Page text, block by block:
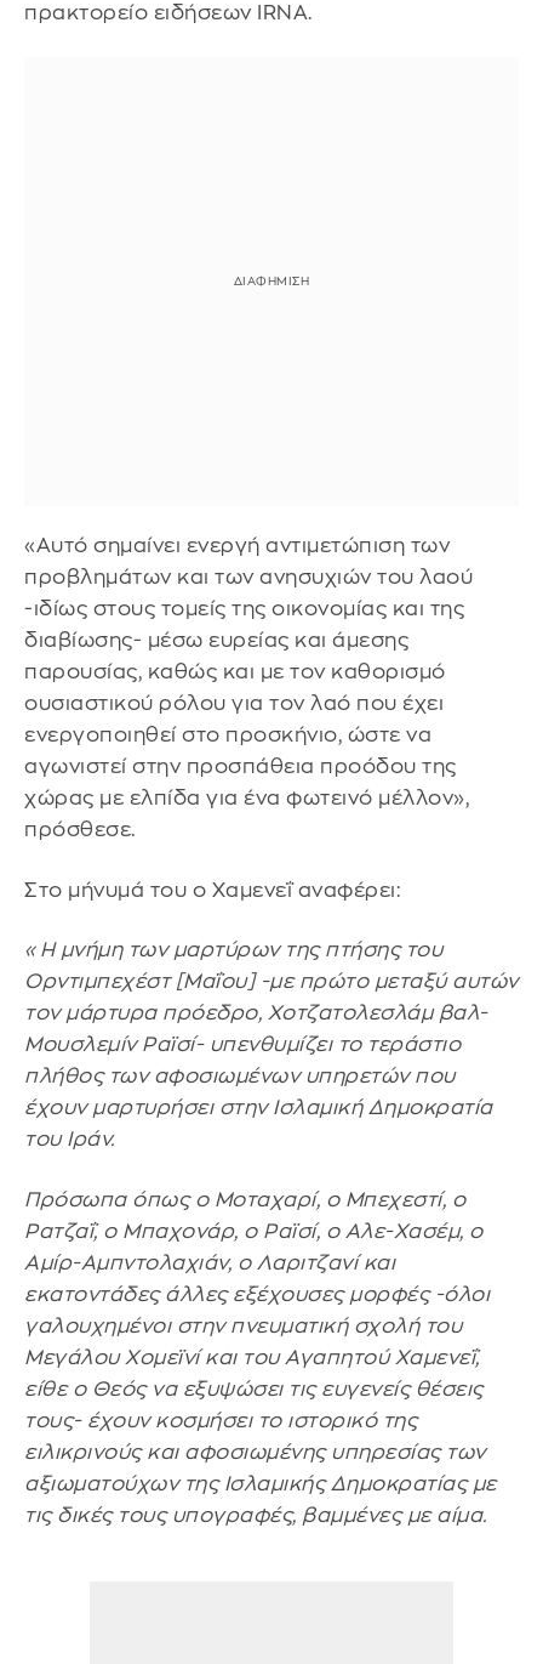
πρακτορείο ειδήσεων IRNA.
«Αυτό σημαίνει ενεργή αντιμετώπιση των
προβλημάτων και των ανησυχιών του λαού
-ιδίως στους τομείς της οικονομίας και της
διαβίωσης- μέσω ευρείας και άμεσης
παρουσίας, καθώς και με τον καθορισμό
ουσιαστικού ρόλου για τον λαό που έχει
ενεργοποιηθεί στο προσκήνιο, ώστε να
αγωνιστεί στην προσπάθεια προόδου της
χώρας με ελπίδα για ένα φωτεινό μέλλον»,
πρόσθεσε.
Στο μήνυμά του ο Χαμενεΐ αναφέρει:
«Η μνήμη των μαρτύρων της πτήσης του
Ορντιμπεχέστ [Μαΐου] -με πρώτο μεταξύ αυτών
τον μάρτυρα πρόεδρο, Χοτζατολεσλάμ βαλ-
Μουσλεμίν Ραϊσί- υπενθυμίζει το τεράστιο
πλήθος των αφοσιωμένων υπηρετών που
έχουν μαρτυρήσει στην Ισλαμική Δημοκρατία
του Ιράν.
Πρόσωπα όπως ο Μοταχαρί, ο Μπεχεστί, ο
Ρατζαΐ, ο Μπαχονάρ, ο Ραϊσί, ο Αλε-Χασέμ, ο
Αμίρ-Αμπντολαχιάν, ο Λαριτζανί και
εκατοντάδες άλλες εξέχουσες μορφές -όλοι
γαλουχημένοι στην πνευματική σχολή του
Μεγάλου Χομεϊνί και του Αγαπητού Χαμενεΐ,
είθε ο Θεός να εξυψώσει τις ευγενείς θέσεις
τους- έχουν κοσμήσει το ιστορικό της
ειλικρινούς και αφοσιωμένης υπηρεσίας των
αξιωματούχων της Ισλαμικής Δημοκρατίας με
τις δικές τους υπογραφές, βαμμένες με αίμα.